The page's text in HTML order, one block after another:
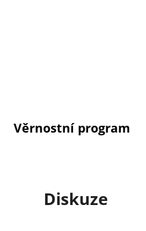
Věrnostní program
Diskuze